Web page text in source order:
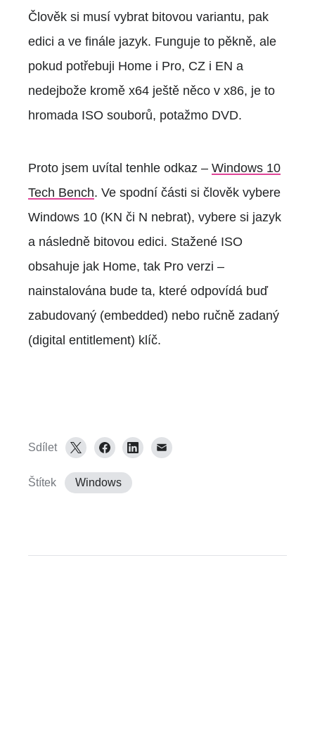
Člověk si musí vybrat bitovou variantu, pak
edici a ve finále jazyk. Funguje to pěkně, ale
pokud potřebuji Home i Pro, CZ i EN a
nedejbože kromě x64 ještě něco v x86, je to
hromada ISO souborů, potažmo DVD.
Proto jsem uvítal tenhle odkaz – Windows 10
Tech Bench. Ve spodní části si člověk vybere
Windows 10 (KN či N nebrat), vybere si jazyk
a následně bitovou edici. Stažené ISO
obsahuje jak Home, tak Pro verzi –
nainstalována bude ta, které odpovídá buď
zabudovaný (embedded) nebo ručně zadaný
(digital entitlement) klíč.
Sdílet
Štítek Windows